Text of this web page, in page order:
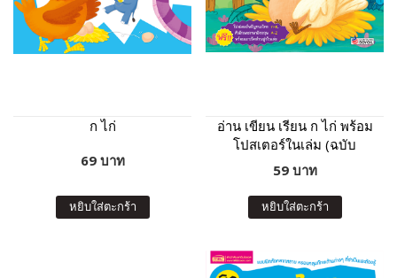
ก ไก่
69 บาท
หยิบใส่ตะกร้า
อ่าน เขียน เรียน ก ไก่ พร้อม
โปสเตอร์ในเล่ม (ฉบับ
ปรับปรุง)
59 บาท
หยิบใส่ตะกร้า